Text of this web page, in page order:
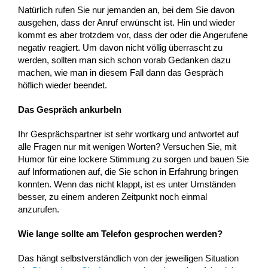
Natürlich rufen Sie nur jemanden an, bei dem Sie davon
ausgehen, dass der Anruf erwünscht ist. Hin und wieder
kommt es aber trotzdem vor, dass der oder die Angerufene
negativ reagiert. Um davon nicht völlig überrascht zu
werden, sollten man sich schon vorab Gedanken dazu
machen, wie man in diesem Fall dann das Gespräch
höflich wieder beendet.
Das Gespräch ankurbeln
Ihr Gesprächspartner ist sehr wortkarg und antwortet auf
alle Fragen nur mit wenigen Worten? Versuchen Sie, mit
Humor für eine lockere Stimmung zu sorgen und bauen Sie
auf Informationen auf, die Sie schon in Erfahrung bringen
konnten. Wenn das nicht klappt, ist es unter Umständen
besser, zu einem anderen Zeitpunkt noch einmal
anzurufen.
Wie lange sollte am Telefon gesprochen werden?
Das hängt selbstverständlich von der jeweiligen Situation